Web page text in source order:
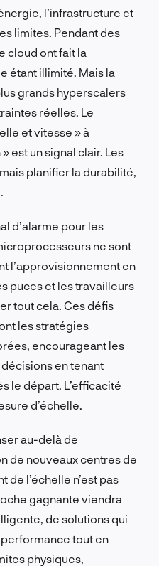
l’infrastructure et
limites. Pendant des
cloud ont fait la
étant illimité. Mais la
grands hyperscalers
réelles. Le
et vitesse » à
est un signal clair. Les
planifier la durabilité,
d’alarme pour les
ne sont
l’approvisionnement en
puces et les travailleurs
tout cela. Ces défis
les stratégies
encourageant les
en tenant
le départ. L’efficacité
d’échelle.
au-delà de
de nouveaux centres de
de l’échelle n’est pas
gagnante viendra
de solutions qui
tout en
physiques,